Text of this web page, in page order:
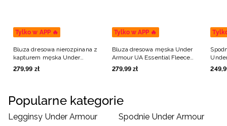
Tylko w APP 🔥
Bluza dresowa nierozpinana z
kapturem męska Under
Armour UA Icon Fleece Hoodie
- czarna
279,99 zł
Tylko w APP 🔥
Bluza dresowa męska Under
Armour UA Essential Fleece
Hoodie - beżowa
279,99 zł 249,
Popularne kategorie
Legginsy Under Armour
Spodnie Under Armour